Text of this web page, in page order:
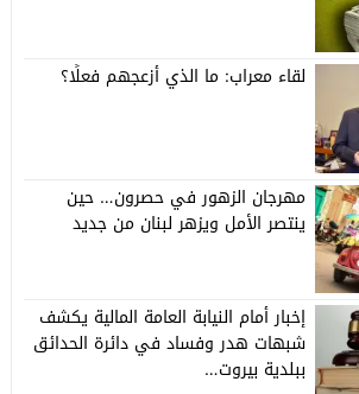
لقاء معراب: ما الذي أزعجهم فعلًا؟
مهرجان الزهور في حصرون… حين
ينتصر الأمل ويزهر لبنان من جديد
إخبار أمام النيابة العامة المالية يكشف
شبهات هدر وفساد في دائرة الحدائق
ببلدية بيروت…